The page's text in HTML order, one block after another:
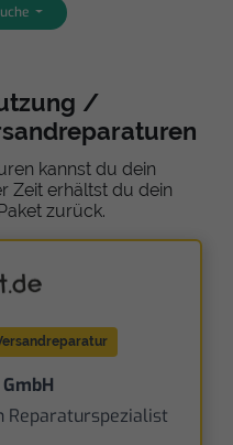
/
kannst du dein
Zeit erhältst du dein
zurück.
Reparaturspezialist